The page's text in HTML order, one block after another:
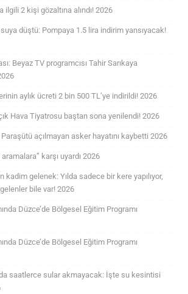
ilgili 2 kişi gözaltına alındı! 2026
düştü: Pompaya 1.5 lira indirim yansıyacak!
Beyaz TV programcısı Tahir Sarıkaya
aylık ücreti 2 bin 500 TL’ye indirildi! 2026
Hava Tiyatrosu baştan sona yenilendi! 2026
açılmayan asker hayatını kaybetti 2026
aramalara” karşı uyardı 2026
kadim gelenek: Yılda sadece bir kere yapılıyor,
bile var! 2026
Düzce’de Bölgesel Eğitim Programı
Düzce’de Bölgesel Eğitim Programı
saatlerce sular akmayacak: İşte su kesintisi